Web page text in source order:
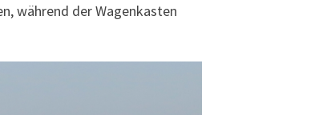
während der Wagenkasten